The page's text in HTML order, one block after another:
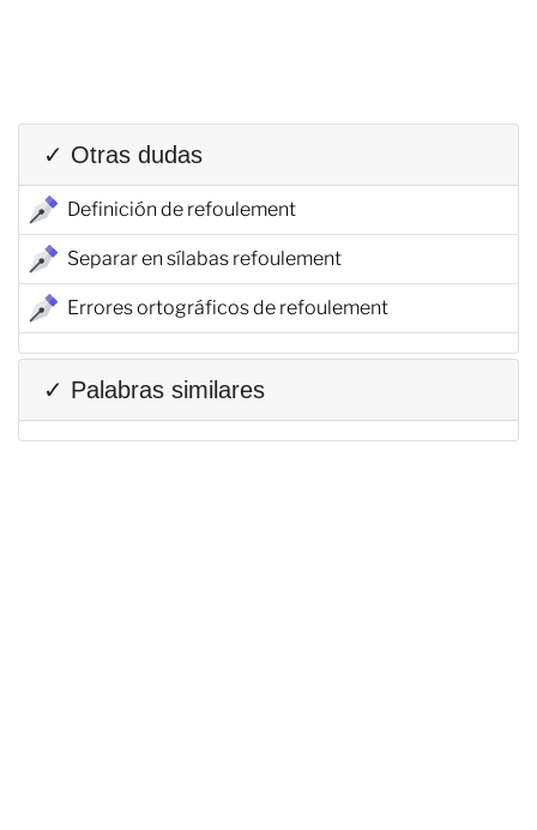
✓ Otras dudas
Definición de refoulement
Separar en sílabas refoulement
Errores ortográficos de refoulement
✓ Palabras similares